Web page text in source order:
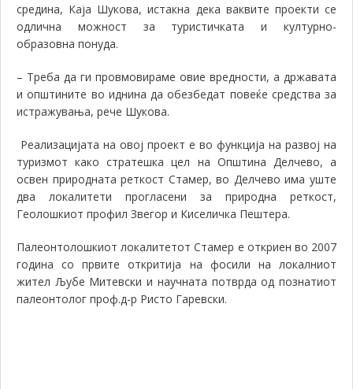
средина, Каја Шукова, истакна дека ваквите проекти се
одлична можност за туристичката и културно-
образовна понуда.
– Треба да ги провмовираме овие вредности, а државата
и општините во иднина да обезбедат повеќе средства за
истражувања, рече Шукова.
Реализацијата на овој проект е во функција на развој на
туризмот како стратешка цел на Општина Делчево, а
освен природната реткост Стамер, во Делчево има уште
два локалитети прогласени за природна реткост,
Геолошкиот профил Звегор и Киселичка Пештера.
Палеонтолошкиот локалитетот Стамер е откриен во 2007
година со првите откритија на фосили на локалниот
жител Љубе Митевски и научната потврда од познатиот
палеонтолог проф.д-р Ристо Гаревски.